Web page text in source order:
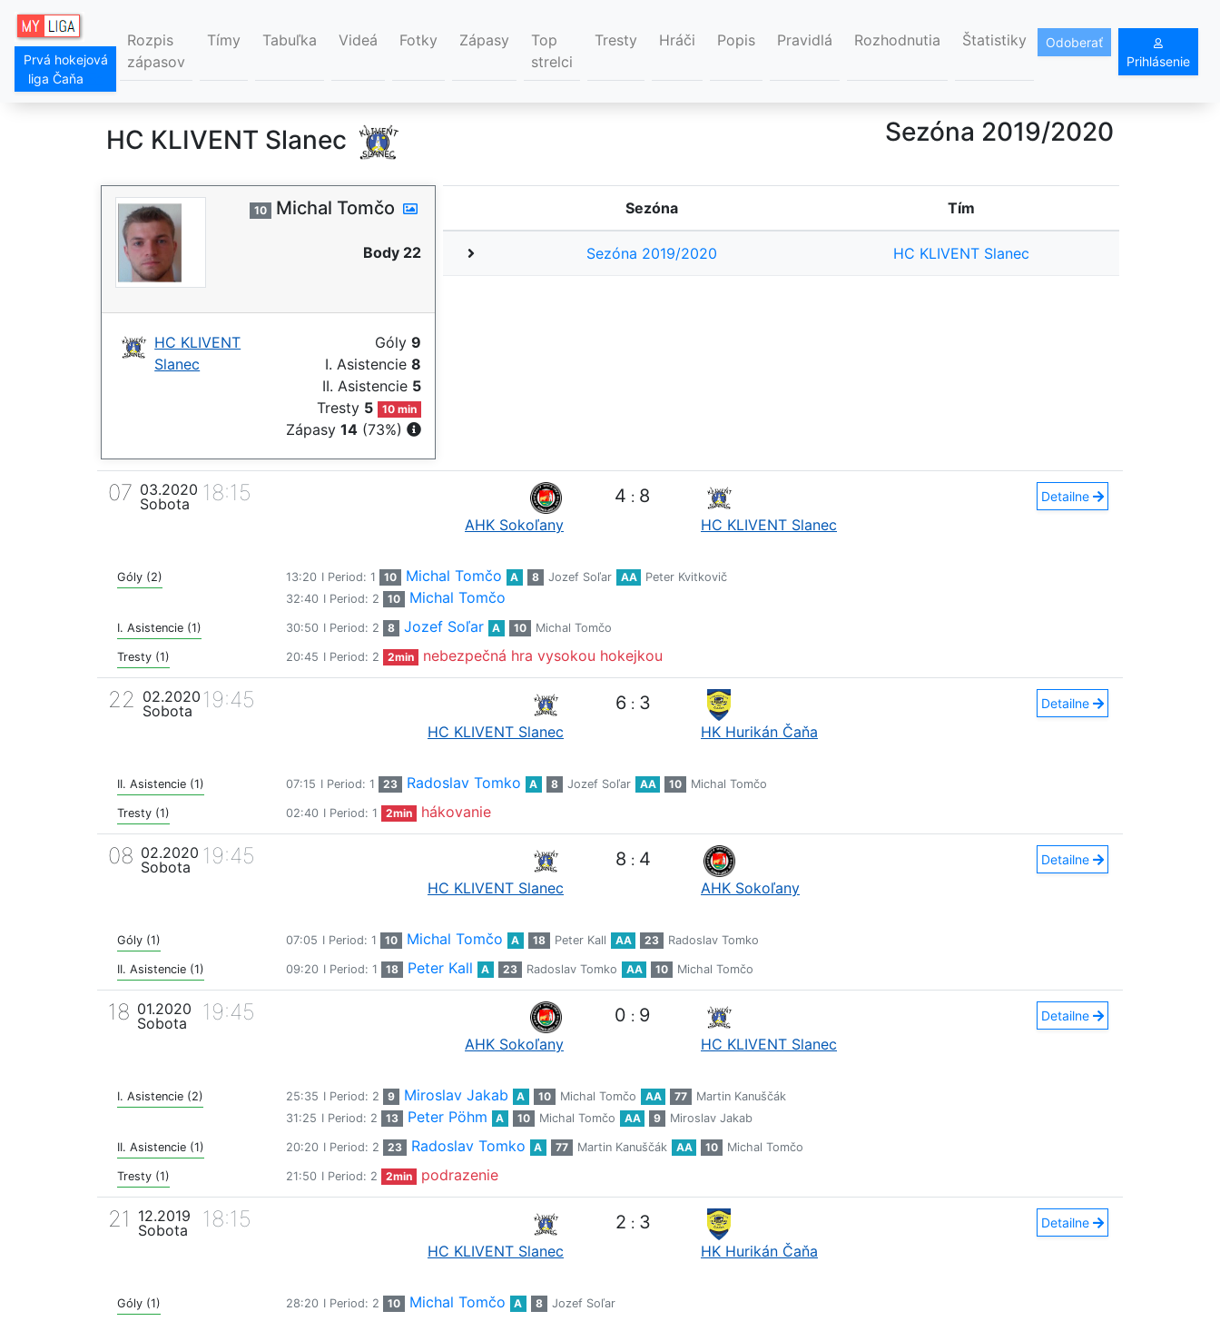
Prvá hokejová
liga Čaňa
Rozpis
zápasov
Tímy Tabuľka Videá Fotky Zápasy
Top
strelci
Tresty Hráči Popis Pravidlá Rozhodnutia Štatistiky
Odoberať
Prihlásenie
HC KLIVENT Slanec Sezóna 2019/2020
10 Michal Tomčo
Body 22
HC KLIVENT
Slanec
Góly 9
I. Asistencie 8
II. Asistencie 5
Tresty 5 10 min
Zápasy 14 (73%)
Sezóna Tím
Sezóna 2019/2020 HC KLIVENT Slanec
07 03.2020
Sobota
18:15
AHK Sokoľany
4 : 8
HC KLIVENT Slanec
Detailne
Góly (2) 13:20 I Period: 1 10 Michal Tomčo A 8 Jozef Soľar AA
Peter Kvitkovič
32:40 I Period: 2 10 Michal Tomčo
I. Asistencie (1) 30:50 I Period: 2 8 Jozef Soľar A 10 Michal Tomčo
Tresty (1) 20:45 I Period: 2 2min nebezpečná hra vysokou hokejkou
22 02.2020
Sobota
19:45
HC KLIVENT Slanec
6 : 3
HK Hurikán Čaňa
Detailne
II. Asistencie (1) 07:15 I Period: 1 23 Radoslav Tomko A 8 Jozef Soľar AA 10 Michal Tomčo
Tresty (1) 02:40 I Period: 1 2min hákovanie
08 02.2020
Sobota
19:45
HC KLIVENT Slanec
8 : 4
AHK Sokoľany
Detailne
Góly (1) 07:05 I Period: 1 10 Michal Tomčo A 18 Peter Kall AA 23 Radoslav Tomko
II. Asistencie (1) 09:20 I Period: 1 18 Peter Kall A 23 Radoslav Tomko AA 10 Michal Tomčo
18 01.2020
Sobota
19:45
AHK Sokoľany
0 : 9
HC KLIVENT Slanec
Detailne
I. Asistencie (2) 25:35 I Period: 2 9 Miroslav Jakab A 10 Michal Tomčo AA 77
Martin Kanuščák
31:25 I Period: 2 13 Peter Pöhm A 10 Michal Tomčo AA 9 Miroslav Jakab
II. Asistencie (1) 20:20 I Period: 2 23 Radoslav Tomko A 77 Martin Kanuščák AA 10 Michal Tomčo
Tresty (1) 21:50 I Period: 2 2min podrazenie
21
12.2019
Sobota
18:15
HC KLIVENT Slanec
2 : 3
HK Hurikán Čaňa
Detailne
Góly (1) 28:20 I Period: 2 10 Michal Tomčo A 8 Jozef Soľar